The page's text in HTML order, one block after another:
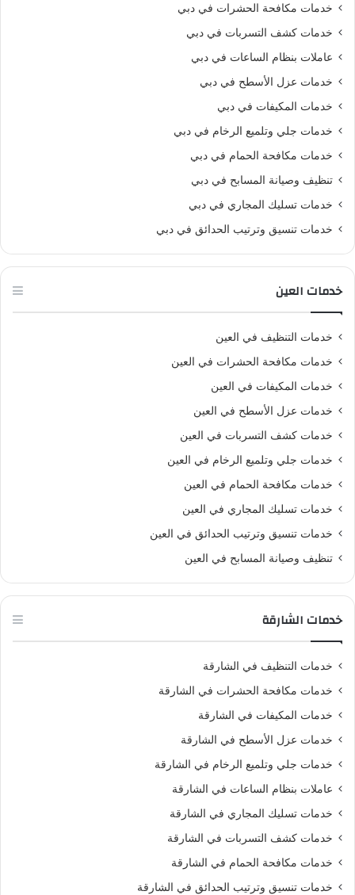
خدمات مكافحة الحشرات في دبي
خدمات كشف التسربات في دبي
عاملات بنظام الساعات في دبي
خدمات عزل الأسطح في دبي
خدمات المكيفات في دبي
خدمات جلي وتلميع الرخام في دبي
خدمات مكافحة الحمام في دبي
تنظيف وصيانة المسابح في دبي
خدمات تسليك المجاري في دبي
خدمات تنسيق وترتيب الحدائق في دبي
خدمات العين
خدمات التنظيف في العين
خدمات مكافحة الحشرات في العين
خدمات المكيفات في العين
خدمات عزل الأسطح في العين
خدمات كشف التسربات في العين
خدمات جلي وتلميع الرخام في العين
خدمات مكافحة الحمام في العين
خدمات تسليك المجاري في العين
خدمات تنسيق وترتيب الحدائق في العين
تنظيف وصيانة المسابح في العين
خدمات الشارقة
خدمات التنظيف في الشارقة
خدمات مكافحة الحشرات في الشارقة
خدمات المكيفات في الشارقة
خدمات عزل الأسطح في الشارقة
خدمات جلي وتلميع الرخام في الشارقة
عاملات بنظام الساعات في الشارقة
خدمات تسليك المجاري في الشارقة
خدمات كشف التسربات في الشارقة
خدمات مكافحة الحمام في الشارقة
خدمات تنسيق وترتيب الحدائق في الشارقة